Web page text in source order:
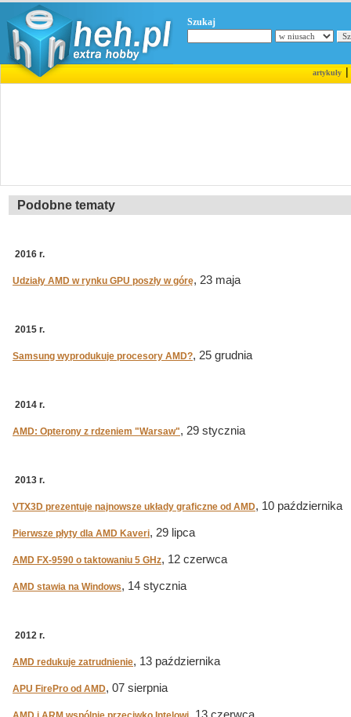
Szukaj
artykuły|
Podobne tematy
2016 r.
Udziały AMD w rynku GPU poszły w górę, 23 maja
2015 r.
Samsung wyprodukuje procesory AMD?, 25 grudnia
2014 r.
AMD: Opterony z rdzeniem "Warsaw", 29 stycznia
2013 r.
VTX3D prezentuje najnowsze układy graficzne od AMD, 10 października
Pierwsze płyty dla AMD Kaveri, 29 lipca
AMD FX-9590 o taktowaniu 5 GHz, 12 czerwca
AMD stawia na Windows, 14 stycznia
2012 r.
AMD redukuje zatrudnienie, 13 października
APU FirePro od AMD, 07 sierpnia